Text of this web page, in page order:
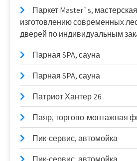
Паркет Master`s,
изготовлению современных
дверей по индивидуальным
Парная SPA, сауна
Парная SPA, сауна
Патриот Хантер 26
Паяр, торгово-монтажная
Пик-сервис, автомойка